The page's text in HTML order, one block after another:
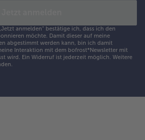
anmelden" bestätige ich, dass ich den
möchte. Damit dieser auf meine
abgestimmt werden kann, bin ich damit
Interaktion mit dem bofrost*Newsletter mit
wird. Ein Widerruf ist jederzeit möglich. Weitere